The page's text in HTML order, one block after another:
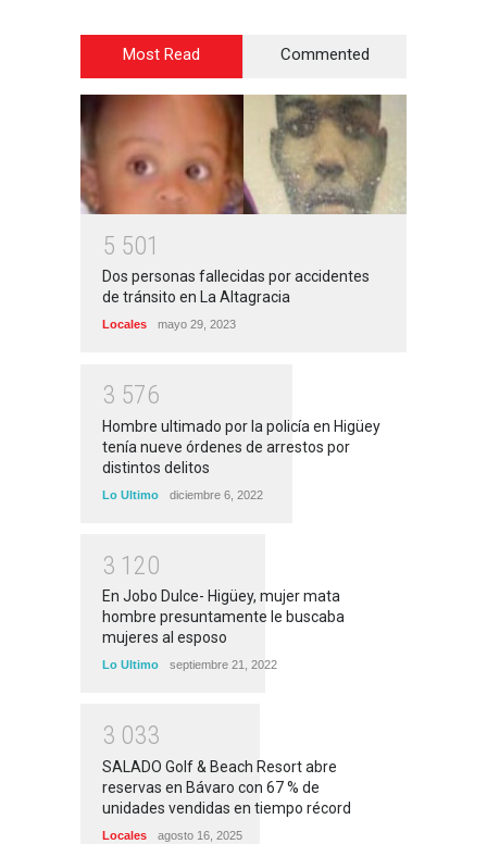
Most Read Commented
5 501
Dos personas fallecidas por accidentes
de tránsito en La Altagracia
Locales mayo 29, 2023
3 576
Hombre ultimado por la policía en Higüey
tenía nueve órdenes de arrestos por
distintos delitos
Lo Ultimo diciembre 6, 2022
3 1 20
En Jobo Dulce- Higüey, mujer mata
hombre presuntamente le buscaba
mujeres al esposo
Lo Ultimo septiembre 21, 2022
3 033
SALADO Golf & Beach Resort abre
reservas en Bávaro con 67 % de
unidades vendidas en tiempo récord
Locales agosto 16, 2025